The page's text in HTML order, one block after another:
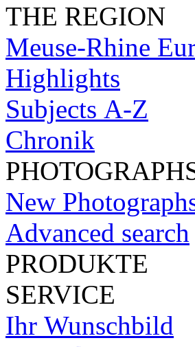
THE REGION
Meuse-Rhine
Highlights
Subjects A-Z
Chronik
New
Advanced search
PRODUKTE
SERVICE
Ihr Wunschbild